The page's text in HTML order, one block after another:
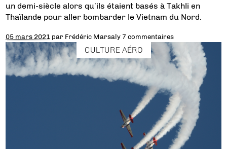
un demi-siècle alors qu’ils étaient basés à Takhli en
Thaïlande pour aller bombarder le Vietnam du Nord.
05 mars 2021 par Frédéric Marsaly 7 commentaires
CULTURE AÉRO